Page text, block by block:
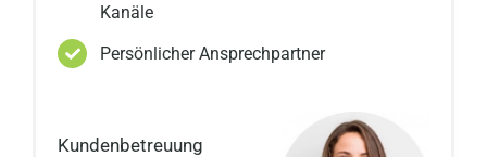
Kanäle
Persönlicher Ansprechpartner
Kundenbetreuung